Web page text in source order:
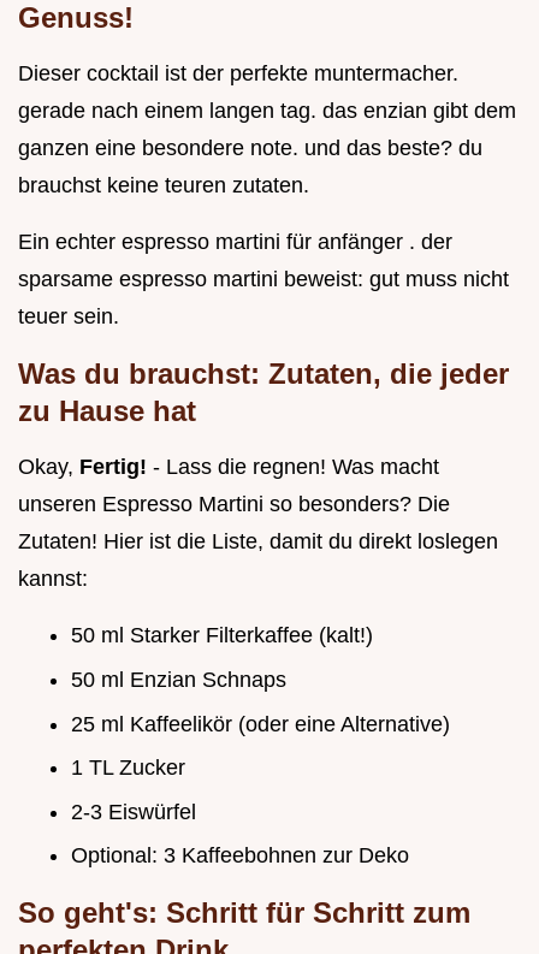
Genuss!
Dieser cocktail ist der perfekte muntermacher.
gerade nach einem langen tag. das enzian gibt dem
ganzen eine besondere note. und das beste? du
brauchst keine teuren zutaten.
Ein echter espresso martini für anfänger . der
sparsame espresso martini beweist: gut muss nicht
teuer sein.
Was du brauchst: Zutaten, die jeder
zu Hause hat
Okay, Fertig! - Lass die regnen! Was macht
unseren Espresso Martini so besonders? Die
Zutaten! Hier ist die Liste, damit du direkt loslegen
kannst:
50 ml Starker Filterkaffee (kalt!)
50 ml Enzian Schnaps
25 ml Kaffeelikör (oder eine Alternative)
1 TL Zucker
2-3 Eiswürfel
Optional: 3 Kaffeebohnen zur Deko
So geht's: Schritt für Schritt zum